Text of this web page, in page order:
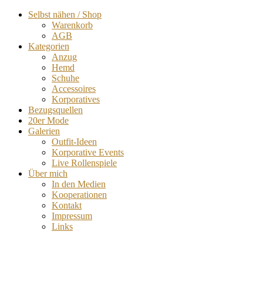
Selbst nähen / Shop
Warenkorb
AGB
Kategorien
Anzug
Hemd
Schuhe
Accessoires
Korporatives
Bezugsquellen
20er Mode
Galerien
Outfit-Ideen
Korporative Events
Live Rollenspiele
Über mich
In den Medien
Kooperationen
Kontakt
Impressum
Links